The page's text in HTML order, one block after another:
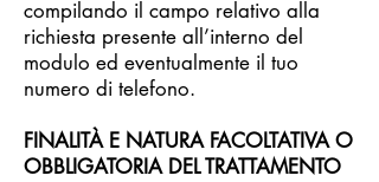
compilando il campo relativo alla
richiesta presente all’interno del
modulo ed eventualmente il tuo
numero di telefono.
FINALITÀ E NATURA FACOLTATIVA O
OBBLIGATORIA DEL TRATTAMENTO